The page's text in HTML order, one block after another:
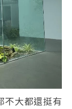
不大都還挺有